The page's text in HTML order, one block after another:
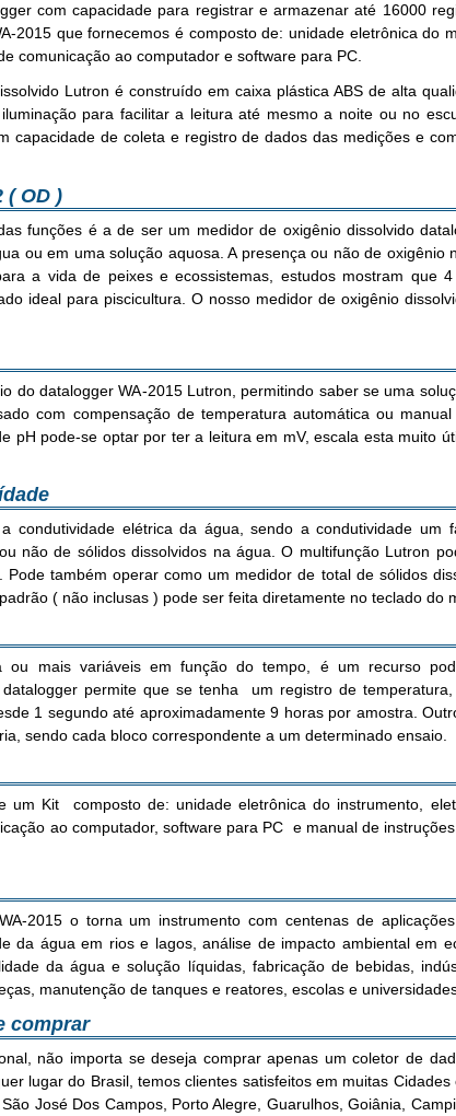
com capacidade para registrar e armazenar até 16000
2015 que fornecemos é composto de: unidade eletrônica do
comunicação ao computador e software para PC.
Lutron é construído em caixa plástica ABS de alta
para facilitar a leitura até mesmo a noite ou no
capacidade de coleta e registro de dados das medições e
OD )
funções é a de ser um medidor de oxigênio dissolvido
ou em uma solução aquosa. A presença ou não de
a vida de peixes e ecossistemas, estudos mostram que
ideal para piscicultura. O nosso medidor de oxigênio
do datalogger WA-2015 Lutron, permitindo saber se uma
com compensação de temperatura automática ou
pH pode-se optar por ter a leitura em mV, escala esta muito
condutividade elétrica da água, sendo a condutividade
não de sólidos dissolvidos na água. O multifunção Lutron
também operar como um medidor de total de sólidos
( não inclusas ) pode ser feita diretamente no teclado do
mais variáveis em função do tempo, é um recurso
permite que se tenha um registro de
1 segundo até aproximadamente 9 horas por amostra.
sendo cada bloco correspondente a um determinado ensaio.
um Kit composto de: unidade eletrônica do instrumento,
ao computador, software para PC e manual de
2015 o torna um instrumento com centenas de
da água em rios e lagos, análise de impacto ambiental em
da água e solução líquidas, fabricação de bebidas,
manutenção de tanques e reatores, escolas e
comprar
não importa se deseja comprar apenas um coletor de
lugar do Brasil, temos clientes satisfeitos em muitas
José Dos Campos, Porto Alegre, Guarulhos, Goiânia,